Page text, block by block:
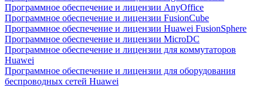
Программное обеспечение и лицензии AnyOffice
Программное обеспечение и лицензии FusionCube
Программное обеспечение и лицензии Huawei FusionSphere
Программное обеспечение и лицензии MicroDC
Программное обеспечение и лицензии для коммутаторов
Huawei
Программное обеспечение и лицензии для оборудования
беспроводных сетей Huawei